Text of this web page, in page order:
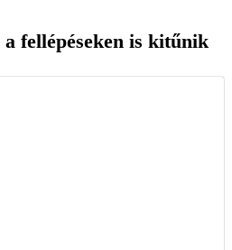
fellépéseken is kitűnik